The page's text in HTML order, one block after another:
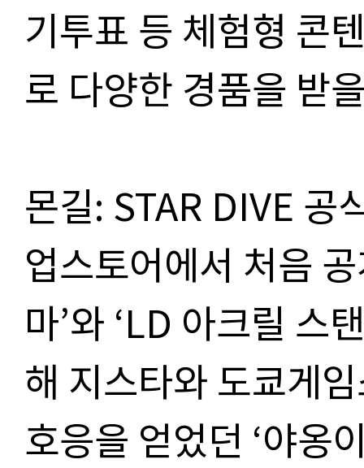
기투표 등 체험형 콘
로 다양한 경품을 받
몬길: STAR DIVE 공
업스토어에서 처음
마’와 ‘LD 아크릴 스
해 지스타와 도쿄게
호응을 얻었던 ‘야옹